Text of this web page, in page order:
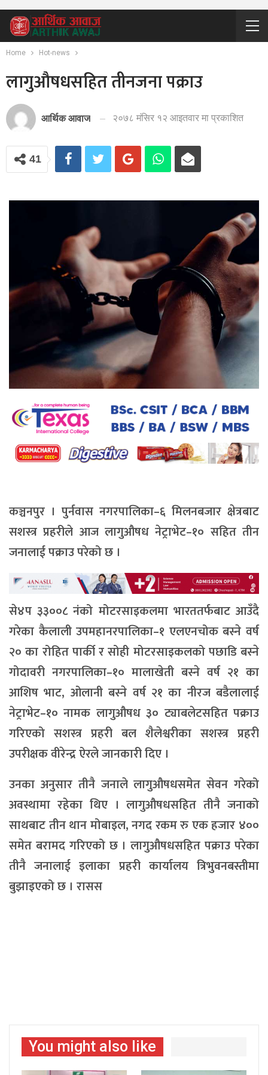
Home Hot-news
लागुऔषधसहित तीनजना पक्राउ
आर्थिक आवाज २०७८ मंसिर १२ आइतवार मा प्रकाशित
41
कञ्चनपुर । पुर्नवास नगरपालिका–६ मिलनबजार क्षेत्रबाट
सशस्त्र प्रहरीले आज लागुऔषध नेट्राभेट–१० सहित तीन
जनालाई पक्राउ परेको छ ।
से४प ३३००८ नंको मोटरसाइकलमा भारततर्फबाट आउँदै
गरेका कैलाली उपमहानरपालिका–१ एलएनचोक बस्ने वर्ष
२० का रोहित पार्की र सोही मोटरसाइकलको पछाडि बस्ने
गोदावरी नगरपालिका–१० मालाखेती बस्ने वर्ष २१ का
आशिष भाट, ओलानी बस्ने वर्ष २१ का नीरज बडैलालाई
नेट्राभेट–१० नामक लागुऔषध ३० ट्याबलेटसहित पक्राउ
गरिएको सशस्त्र प्रहरी बल शैलेश्वरीका सशस्त्र प्रहरी
उपरीक्षक वीरेन्द्र ऐरले जानकारी दिए ।
उनका अनुसार तीनै जनाले लागुऔषधसमेत सेवन गरेको
अवस्थामा रहेका थिए । लागुऔषधसहित तीनै जनाको
साथबाट तीन थान मोबाइल, नगद रकम रु एक हजार ४००
समेत बरामद गरिएको छ । लागुऔषधसहित पक्राउ परेका
तीनै जनालाई इलाका प्रहरी कार्यालय त्रिभुवनबस्तीमा
बुझाइएको छ । रासस
You might also like